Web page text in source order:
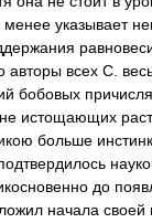
указывает
авторы всех С.
бобовых
истощающих
больше
до
начала